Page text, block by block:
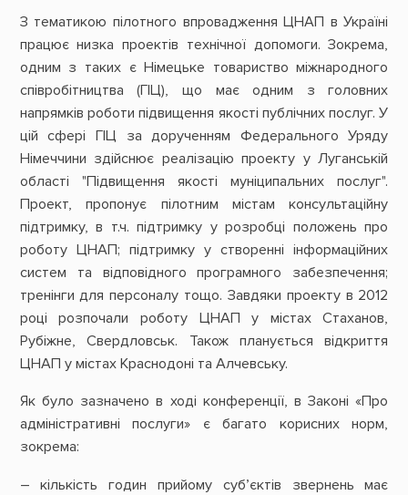
З тематикою пілотного впровадження ЦНАП в Україні
працює низка проектів технічної допомоги. Зокрема,
одним з таких є Німецьке товариство міжнародного
співробітництва (ГІЦ), що має одним з головних
напрямків роботи підвищення якості публічних послуг. У
цій сфері ГІЦ за дорученням Федерального Уряду
Німеччини здійснює реалізацію проекту у Луганській
області "Підвищення якості муніципальних послуг".
Проект, пропонує пілотним містам консультаційну
підтримку, в т.ч. підтримку у розробці положень про
роботу ЦНАП; підтримку у створенні інформаційних
систем та відповідного програмного забезпечення;
тренінги для персоналу тощо. Завдяки проекту в 2012
році розпочали роботу ЦНАП у містах Стаханов,
Рубіжне, Свердловськ. Також планується відкриття
ЦНАП у містах Краснодоні та Алчевську.
Як було зазначено в ході конференції, в Законі «Про
адміністративні послуги» є багато корисних норм,
зокрема:
– кількість годин прийому суб’єктів звернень має